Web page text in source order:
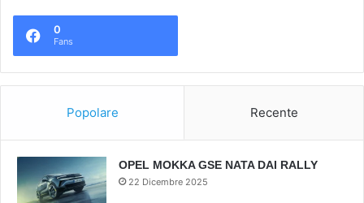
0
Fans
Popolare Recente
OPEL MOKKA GSE NATA DAI RALLY
22 Dicembre 2025